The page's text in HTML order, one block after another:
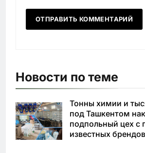
Новости по теме
Тонны химии и
под Ташкентом
подпольный цех с
известных брендов